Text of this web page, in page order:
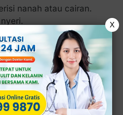
nanah atau cairan.
herpes genital atau kutil
benjolan di area
X